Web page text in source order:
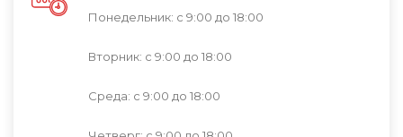
Понедельник: с 9:00 до 18:00
Вторник: с 9:00 до 18:00
Среда: с 9:00 до 18:00
Черепица